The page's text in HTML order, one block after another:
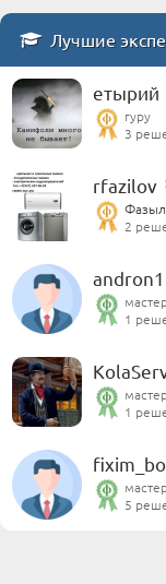
Лучшие
етырий
гуру
3
rfazilov
2
1
1
5